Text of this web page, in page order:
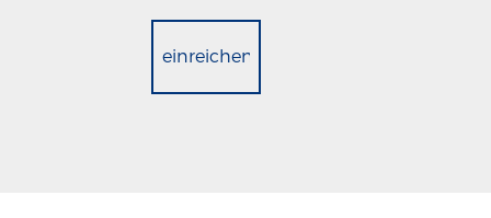
einreichen